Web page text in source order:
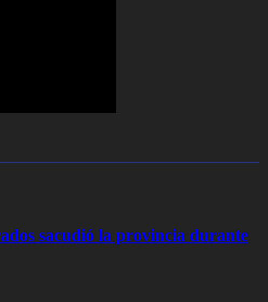
sacudió la provincia durante